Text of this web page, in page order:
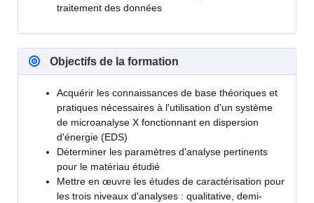
traitement des données
Objectifs de la formation
Acquérir les connaissances de base théoriques et
pratiques nécessaires à l'utilisation d'un système
de microanalyse X fonctionnant en dispersion
d'énergie (EDS)
Déterminer les paramètres d'analyse pertinents
pour le matériau étudié
Mettre en œuvre les études de caractérisation pour
les trois niveaux d'analyses : qualitative, demi-